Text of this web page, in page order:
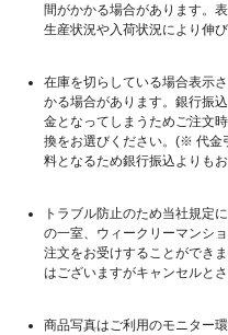
間がかかる場合があります。
生産状況や入荷状況により伸
在庫を切らしている場合表示
かる場合があります。銀行振
金となってしまうためご注文
換をお選びください。(※ 代金
料となるため銀行振込よりも
トラブル防止のため当社規定
の一室、ウィークリーマンシ
注文をお受けすることができ
はございますがキャンセルと
商品写真はご利用のモニター